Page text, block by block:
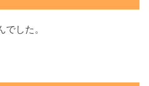
した。